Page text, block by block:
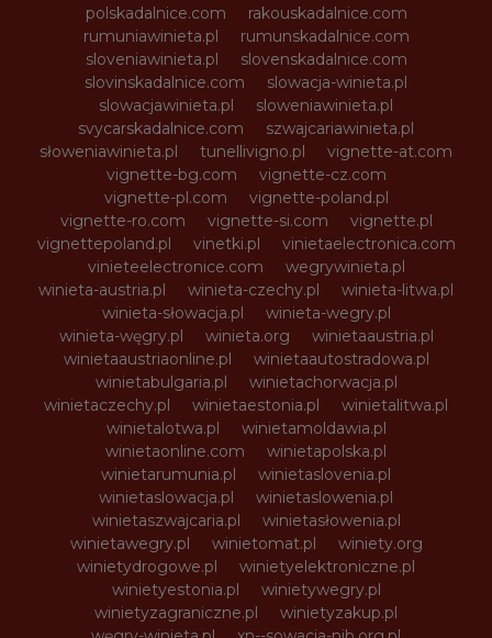
polskadalnice.com
rakouskadalnice.com
rumuniawinieta.pl
rumunskadalnice.com
sloveniawinieta.pl
slovenskadalnice.com
slovinskadalnice.com
slowacja-winieta.pl
slowacjawinieta.pl
sloweniawinieta.pl
svycarskadalnice.com
szwajcariawinieta.pl
słoweniawinieta.pl
tunellivigno.pl
vignette-at.com
vignette-bg.com
vignette-cz.com
vignette-pl.com
vignette-poland.pl
vignette-ro.com
vignette-si.com
vignette.pl
vignettepoland.pl
vinetki.pl
vinietaelectronica.com
vinieteelectronice.com
wegrywinieta.pl
winieta-austria.pl
winieta-czechy.pl
winieta-litwa.pl
winieta-słowacja.pl
winieta-wegry.pl
winieta-węgry.pl
winieta.org
winietaaustria.pl
winietaaustriaonline.pl
winietaautostradowa.pl
winietabulgaria.pl
winietachorwacja.pl
winietaczechy.pl
winietaestonia.pl
winietalitwa.pl
winietalotwa.pl
winietamoldawia.pl
winietaonline.com
winietapolska.pl
winietarumunia.pl
winietaslovenia.pl
winietaslowacja.pl
winietaslowenia.pl
winietaszwajcaria.pl
winietasłowenia.pl
winietawegry.pl
winietomat.pl
winiety.org
winietydrogowe.pl
winietyelektroniczne.pl
winietyestonia.pl
winietywegry.pl
winietyzagraniczne.pl
winietyzakup.pl